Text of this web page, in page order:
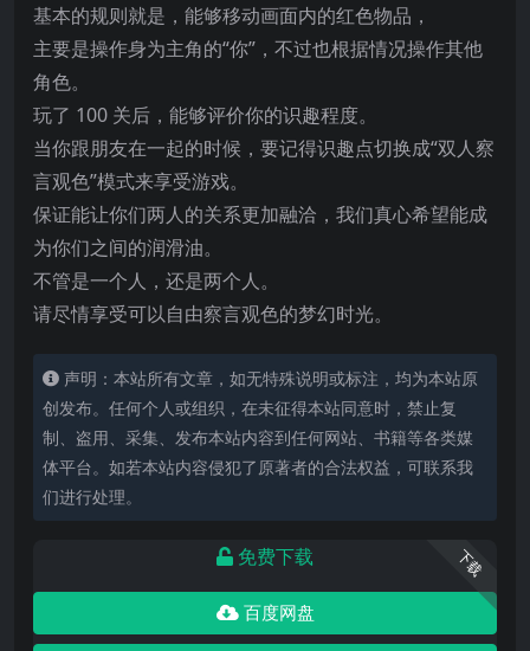
基本的规则就是，能够移动画面内的红色物品，
主要是操作身为主角的“你”，不过也根据情况操作其他
角色。
玩了 100 关后，能够评价你的识趣程度。
当你跟朋友在一起的时候，要记得识趣点切换成“双人察
言观色”模式来享受游戏。
保证能让你们两人的关系更加融洽，我们真心希望能成
为你们之间的润滑油。
不管是一个人，还是两个人。
请尽情享受可以自由察言观色的梦幻时光。
声明：本站所有文章，如无特殊说明或标注，均为本站原
创发布。任何个人或组织，在未征得本站同意时，禁止复
制、盗用、采集、发布本站内容到任何网站、书籍等各类媒
体平台。如若本站内容侵犯了原著者的合法权益，可联系我
们进行处理。
下载
免费下载
百度网盘